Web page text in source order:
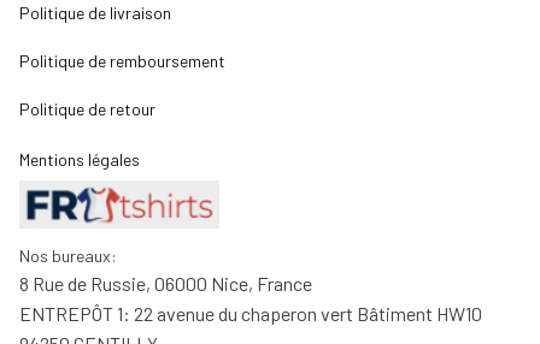
Politique de livraison
Politique de remboursement
Politique de retour
Mentions légales
Nos bureaux:
8 Rue de Russie, 06000 Nice, France
ENTREPÔT 1: 22 avenue du chaperon vert Bâtiment HW10